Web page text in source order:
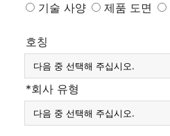
기술 사양
제품 도면
호칭
*회사 유형